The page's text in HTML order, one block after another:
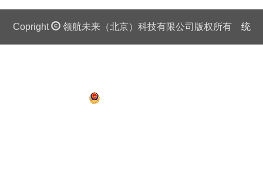
Copright 领航未来（北京）科技有限公司版权所有 统